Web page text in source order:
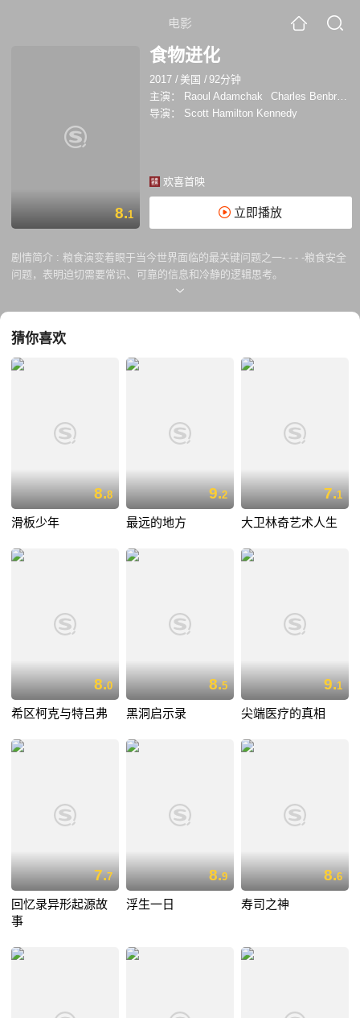
电影
8.1
食物进化
2017 / 美国 /92分钟
主演：
Raoul Adamchak
Charles Benbrook
导演：
Scott Hamilton Kennedy
欢喜首映
立即播放
剧情简介 : 粮食演变着眼于当今世界面临的最关键问题之一- - - -粮食安全
问题，表明迫切需要常识、可靠的信息和冷静的逻辑思考。
猜你喜欢
8.8
滑板少年
9.2
最远的地方
7.1
大卫林奇艺术人生
8.0
希区柯克与特吕弗
8.5
黑洞启示录
9.1
尖端医疗的真相
7.7
回忆录异形起源故
事
8.9
浮生一日
8.6
寿司之神